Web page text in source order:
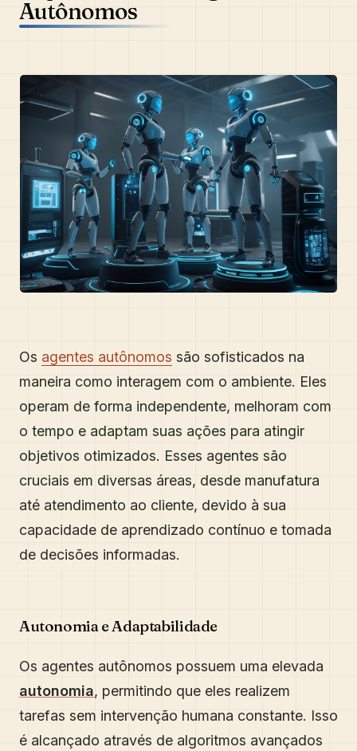
Autônomos
Os agentes autônomos são sofisticados na
maneira como interagem com o ambiente. Eles
operam de forma independente, melhoram com
o tempo e adaptam suas ações para atingir
objetivos otimizados. Esses agentes são
cruciais em diversas áreas, desde manufatura
até atendimento ao cliente, devido à sua
capacidade de aprendizado contínuo e tomada
de decisões informadas.
Autonomia e Adaptabilidade
Os agentes autônomos possuem uma elevada
autonomia, permitindo que eles realizem
tarefas sem intervenção humana constante. Isso
é alcançado através de algoritmos avançados